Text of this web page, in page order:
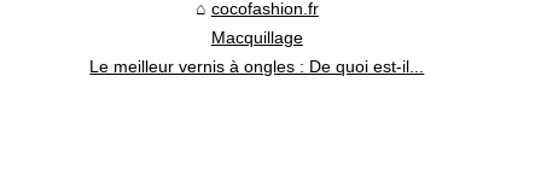
cocofashion.fr
Macquillage
Le meilleur vernis à ongles : De quoi est-il...